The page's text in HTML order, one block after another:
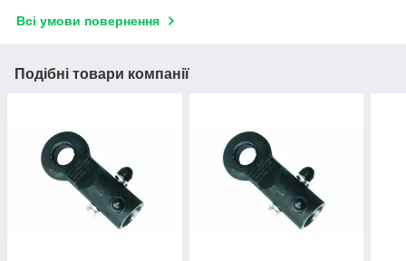
Всі умови повернення
Подібні товари компанії